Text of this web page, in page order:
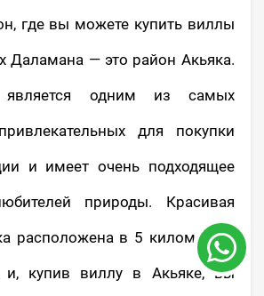
где вы можете купить виллы
Даламана — это район Акьяка.
одним из самых
для покупки
и имеет очень подходящее
природы. Красивая
расположена в 5 километрах
и, купив виллу в Акьяке, вы